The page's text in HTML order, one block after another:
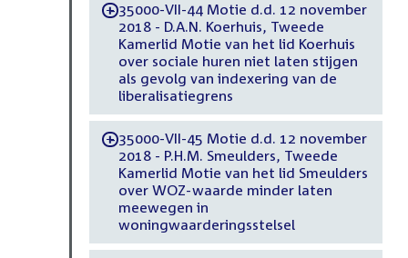
-35000-VII-44 Motie d.d. 12 november
2018 - D.A.N. Koerhuis, Tweede
Kamerlid Motie van het lid Koerhuis
over sociale huren niet laten stijgen
als gevolg van indexering van de
liberalisatiegrens
-35000-VII-45 Motie d.d. 12 november
2018 - P.H.M. Smeulders, Tweede
Kamerlid Motie van het lid Smeulders
over WOZ-waarde minder laten
meewegen in
woningwaarderingsstelsel